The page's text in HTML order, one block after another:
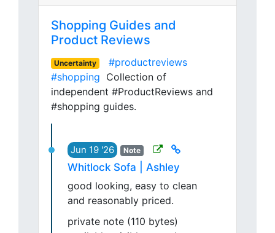
Shopping Guides and
Product Reviews
Uncertainty
#productreviews
#shopping Collection of
independent #ProductReviews and
#shopping guides.
Jun 19 '26 Note
Whitlock Sofa | Ashley
good looking, easy to clean
and reasonably priced.
private note (110 bytes)